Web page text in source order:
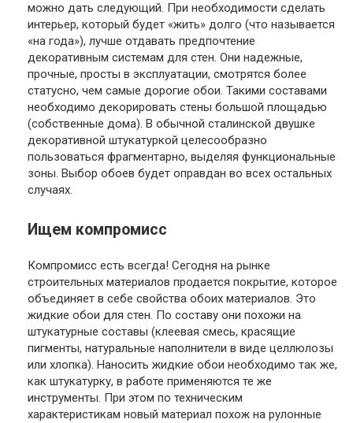
можно дать следующий. При необходимости сделать
интерьер, который будет «жить» долго (что называется
«на года»), лучше отдавать предпочтение
декоративным системам для стен. Они надежные,
прочные, просты в эксплуатации, смотрятся более
статусно, чем самые дорогие обои. Такими составами
необходимо декорировать стены большой площадью
(собственные дома). В обычной сталинской двушке
декоративной штукатуркой целесообразно
пользоваться фрагментарно, выделяя функциональные
зоны. Выбор обоев будет оправдан во всех остальных
случаях.
Ищем компромисс
Компромисс есть всегда! Сегодня на рынке
строительных материалов продается покрытие, которое
объединяет в себе свойства обоих материалов. Это
жидкие обои для стен. По составу они похожи на
штукатурные составы (клеевая смесь, красящие
пигменты, натуральные наполнители в виде целлюлозы
или хлопка). Наносить жидкие обои необходимо так же,
как штукатурку, в работе применяются те же
инструменты. При этом по техническим
характеристикам новый материал похож на рулонные